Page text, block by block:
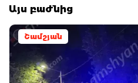
Այս բաժնից
Շամշյան